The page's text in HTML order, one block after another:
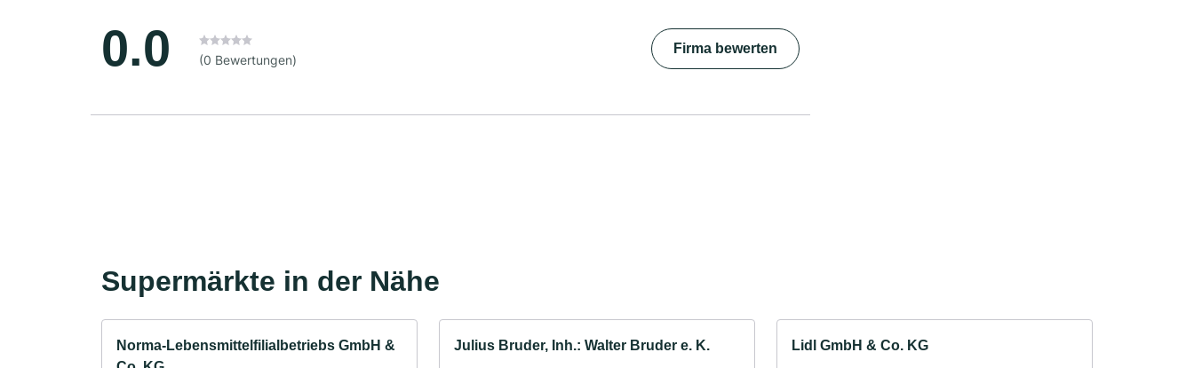
0.0 (0 Bewertungen)
Firma bewerten
Supermärkte in der Nähe
Norma-Lebensmittelfilialbetriebs GmbH &
Julius Bruder, Inh.: Walter Bruder e. K. Lidl GmbH & Co. KG